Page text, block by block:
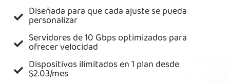
Inicio de sesión
Obtener PIA VPN
Diseñada para que cada ajuste se pueda
personalizar
Servidores de 10 Gbps optimizados para
ofrecer velocidad
Dispositivos ilimitados en 1 plan desde
$2.03/mes